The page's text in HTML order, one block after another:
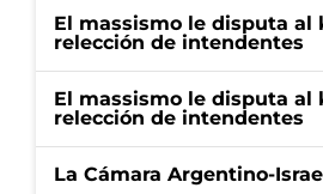
El massismo le disputa
relección de intendentes
El massismo le disputa
relección de intendentes
La Cámara Argentino-